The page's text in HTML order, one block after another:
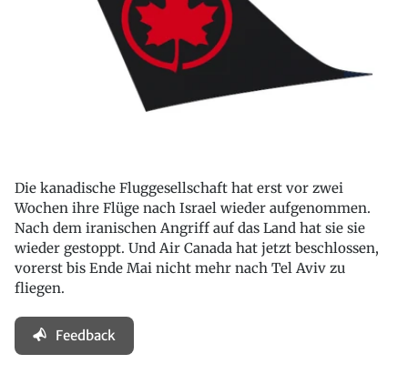
Die kanadische Fluggesellschaft hat erst vor zwei
Wochen ihre Flüge nach Israel wieder aufgenommen.
Nach dem iranischen Angriff auf das Land hat sie sie
wieder gestoppt. Und Air Canada hat jetzt beschlossen,
vorerst bis Ende Mai nicht mehr nach Tel Aviv zu
fliegen.
Feedback